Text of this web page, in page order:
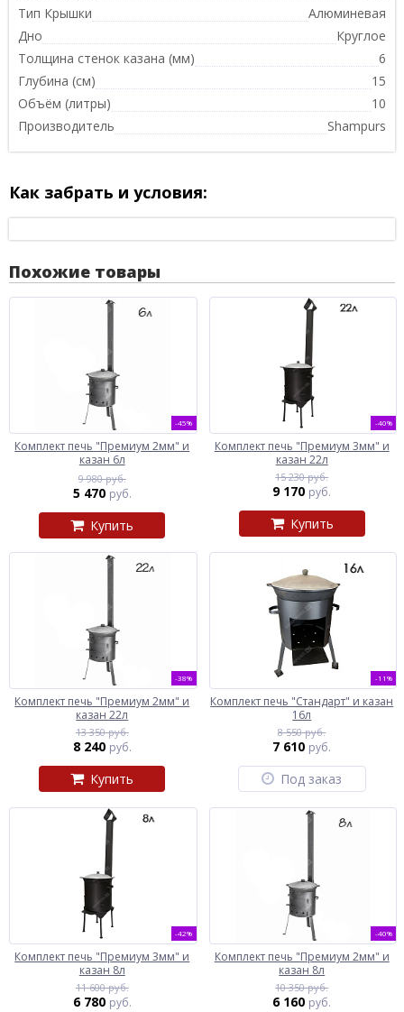
Тип Крышки
Алюминевая
Дно
Круглое
Толщина стенок казана (мм)
6
Глубина (см)
15
Объём (литры)
10
Производитель
Shampurs
Как забрать и условия:
Похожие товары
-45%
Комплект печь "Премиум 2мм" и
казан 6л
9 980 руб.
5 470 руб.
Купить
-40%
Комплект печь "Премиум 3мм" и
казан 22л
15 230 руб.
9 170 руб.
Купить
-38%
Комплект печь "Премиум 2мм" и
казан 22л
13 350 руб.
8 240 руб.
Купить
-11%
Комплект печь "Стандарт" и казан
16л
8 550 руб.
7 610 руб.
Под заказ
-42%
Комплект печь "Премиум 3мм" и
казан 8л
11 600 руб.
6 780 руб.
-40%
Комплект печь "Премиум 2мм" и
казан 8л
10 350 руб.
6 160 руб.